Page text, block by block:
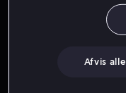
Afvis alle